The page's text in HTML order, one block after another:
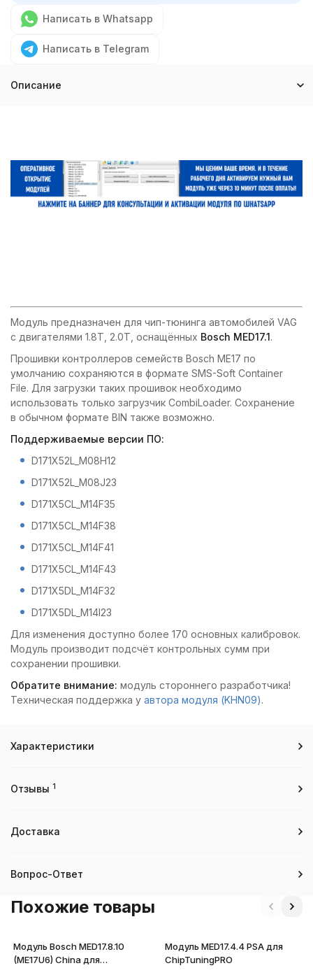
Написать в Whatsapp
Написать в Telegram
Описание
Модуль предназначен для чип-тюнинга автомобилей VAG
с двигателями 1.8T, 2.0T, оснащённых Bosch MED17.1.
Прошивки контроллеров семейств Bosch МE17 по
умолчанию сохраняются в формате SMS-Soft Container
File. Для загрузки таких прошивок необходимо
использовать только загрузчик CombiLoader. Сохранение
в обычном формате BIN также возможно.
Поддерживаемые версии ПО:
D171X52L_M08H12
D171X52L_M08J23
D171X5CL_M14F35
D171X5CL_M14F38
D171X5CL_M14F41
D171X5CL_M14F43
D171X5DL_M14F32
D171X5DL_M14I23
Для изменения доступно более 170 основных калибровок.
Модуль производит подсчёт контрольных сумм при
сохранении прошивки.
Обратите внимание: модуль стороннего разработчика!
Техническая поддержка у автора модуля (KHN09).
Характеристики
Отзывы 1
Доставка
Вопрос-Ответ
Похожие товары
Модуль Bosch MED17.8.10
(ME17U6) China для
Модуль MED17.4.4 PSA для
ChipTuningPRO